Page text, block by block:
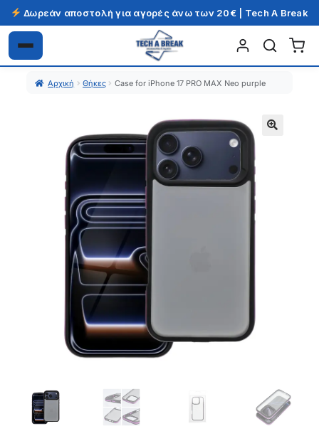
Δωρεάν αποστολή για αγορές άνω των 20€ | Tech A Break
Απευθείας
μετάβαση
Μετάβαση
σε
περιεχόμενο
Αρχική Θήκες Case for iPhone 17 PRO MAX Neo purple